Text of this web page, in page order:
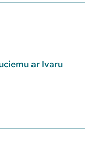
ar Ivaru